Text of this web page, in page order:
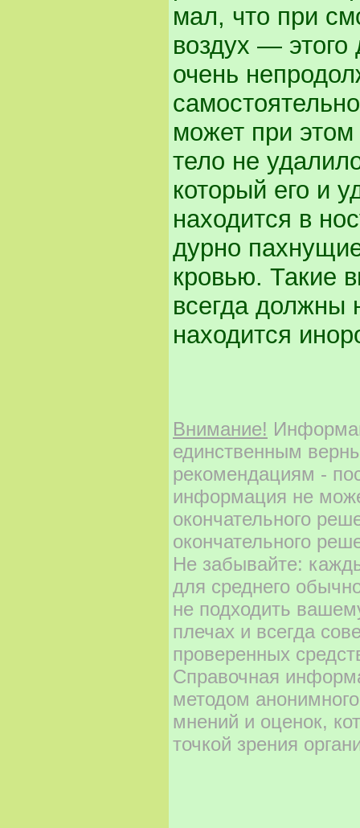
мал, что при
воздух — этого
очень
может при
тело не
который его и
находится в
дурно
кровью. Такие
всег­да должны
находится
Внимание!
единственным
рекомендациям -
информация не
окончательного
окончательного
Не забывайте:
для среднего
не подходить
плечах и всегда
проверенных
Справочная
методом
мнений и оценок,
точкой зрения